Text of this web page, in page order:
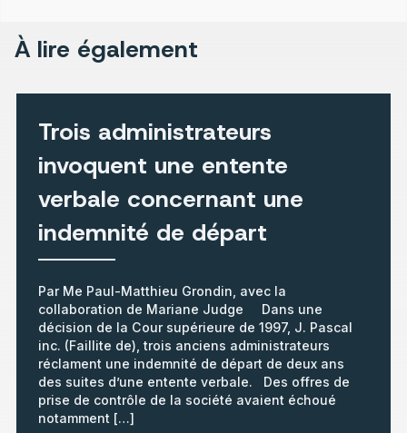
À lire également
Trois administrateurs
invoquent une entente
verbale concernant une
indemnité de départ
Par Me Paul-Matthieu Grondin, avec la
collaboration de Mariane Judge Dans une
décision de la Cour supérieure de 1997, J. Pascal
inc. (Faillite de), trois anciens administrateurs
réclament une indemnité de départ de deux ans
des suites d’une entente verbale. Des offres de
prise de contrôle de la société avaient échoué
notamment […]